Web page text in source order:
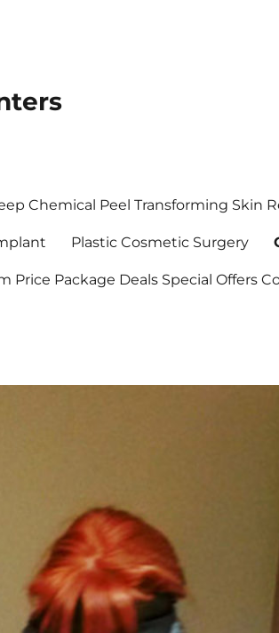
Chemical Peel Transforming Skin
Plastic Cosmetic Surgery
Price Package Deals Special Offers